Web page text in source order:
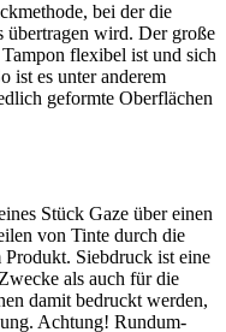
bei der die
übertragen wird. Der große
flexibel ist und sich
ist es unter anderem
geformte Oberflächen
Stück Gaze über einen
von Tinte durch die
Siebdruck ist eine
als auch für die
damit bedruckt werden,
Achtung! Rundum-